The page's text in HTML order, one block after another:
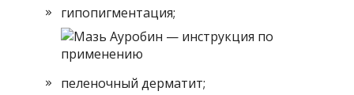
гипопигментация;
пеленочный дерматит;